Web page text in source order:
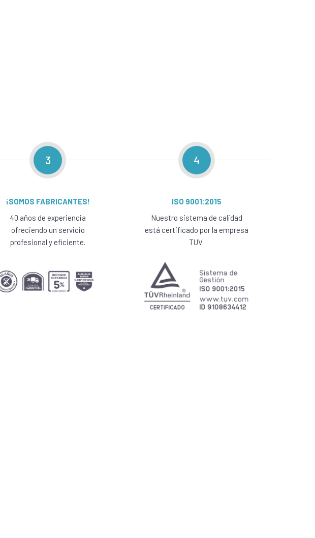
3
¡SOMOS FABRICANTES!
40 años de experiencia
ofreciendo un servicio
profesional y eficiente.
4
ISO 9001:2015
Nuestro sistema de calidad
está certificado por la empresa
TUV.